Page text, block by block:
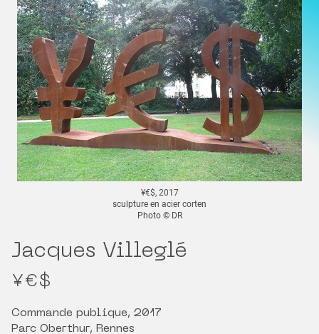
¥€$, 2017
sculpture en acier corten
Photo © DR
Jacques Villeglé
¥€$
Commande publique, 2017
Parc Oberthur, Rennes